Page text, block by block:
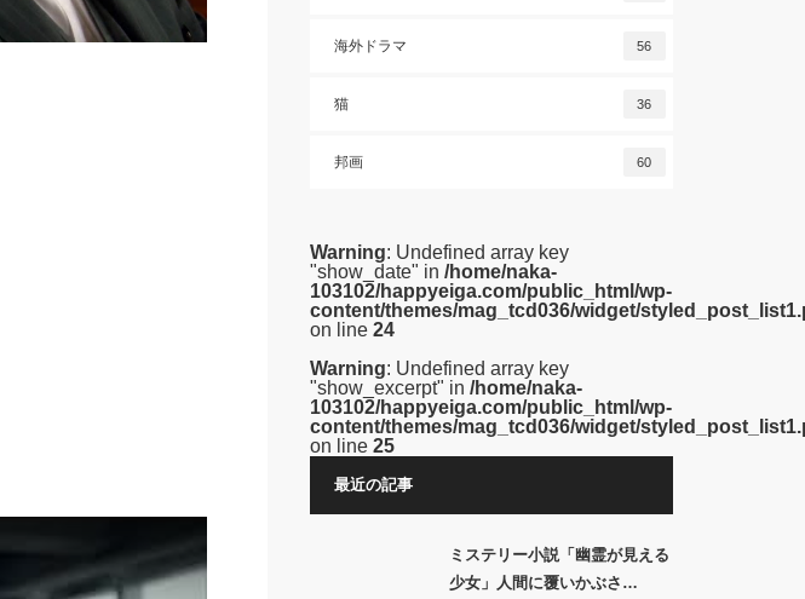
海外ドラマ 56
猫 36
邦画 60
Warning: Undefined array key
"show_date" in /home/naka-
103102/happyeiga.com/public_html/wp-
content/themes/mag_tcd036/widget/
on line 24
Warning: Undefined array key
"show_excerpt" in /home/naka-
103102/happyeiga.com/public_html/wp-
content/themes/mag_tcd036/widget/
on line 25
最近の記事
ミステリー小説「幽霊が見える
少女」人間に覆いかぶさ…